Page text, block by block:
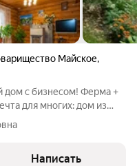
Майское,
дом с бизнесом! Ферма +
для многих: дом из
и всё в черте города!!!
Написать